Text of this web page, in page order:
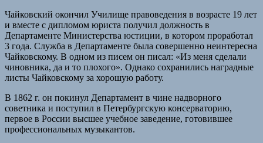
Чайковский окончил Училище правоведения в возрасте 19 лет
и вместе с дипломом юриста получил должность в
Департаменте Министерства юстиции, в котором проработал
3 года. Служба в Департаменте была совершенно неинтересна
Чайковскому. В одном из писем он писал: «Из меня сделали
чиновника, да и то плохого». Однако сохранились наградные
листы Чайковскому за хорошую работу.
В 1862 г. он покинул Департамент в чине надворного
советника и поступил в Петербургскую консерваторию,
первое в России высшее учебное заведение, готовившее
профессиональных музыкантов.